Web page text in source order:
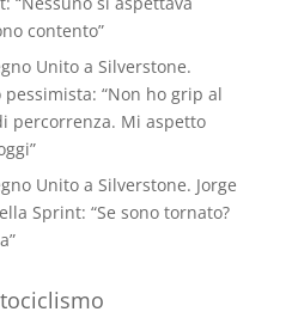
contento”
Unito a Silverstone.
“Non ho grip al
percorrenza. Mi aspetto
Unito a Silverstone. Jorge
Sprint: “Se sono tornato?